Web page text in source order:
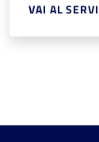
VAI AL